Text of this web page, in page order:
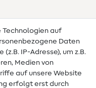
Technologien auf
Daten
IP-Adresse), um z.B.
Medien von
auf unsere Website
erfolgt erst durch